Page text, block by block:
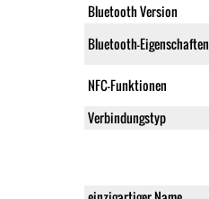
Bluetooth Version
Bluetooth-Eigenschaften
NFC-Funktionen
Verbindungstyp